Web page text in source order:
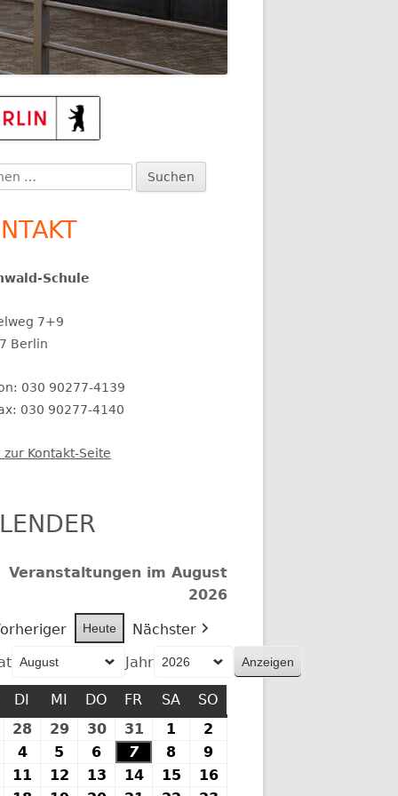
Schule
7+9
Berlin
030 90277-4139
030 90277-4140
zur Kontakt-Seite
Veranstaltungen im August
2026
Heute
Nächster
Jahr
MONTAG
DI DIENSTAG
MI MITTWOCH
DO DONNERSTAG
FR FREITAG
SASAMSTAG
SO
27.
Juli
2026
28 28.
Juli
2026
29 29.
Juli
2026
3030.
2026
31 31.
Juli
2026
1
August
2026
2
2026
44.
August
5
August
6
August
7
August
8
August
9
August
10.11 11.12 12.13 13.1414.15 15.1616.